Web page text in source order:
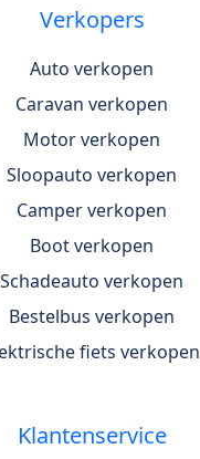
Verkopers
Auto verkopen
Caravan verkopen
Motor verkopen
Sloopauto verkopen
Camper verkopen
Boot verkopen
Schadeauto verkopen
Bestelbus verkopen
fiets verkopen
Klantenservice